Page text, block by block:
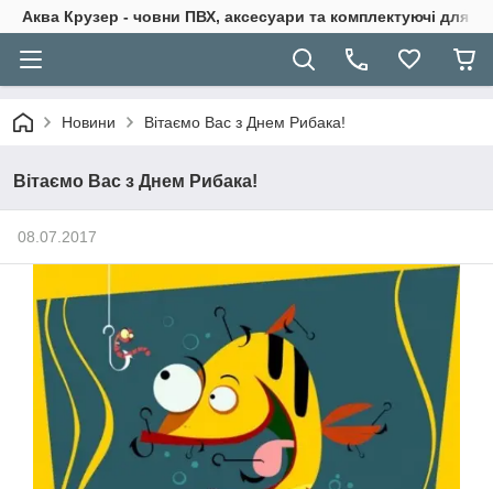
Аква Крузер - човни ПВХ, аксесуари та комплектуючі для
Новини Вітаємо Вас з Днем Рибака!
Вітаємо Вас з Днем Рибака!
08.07.2017